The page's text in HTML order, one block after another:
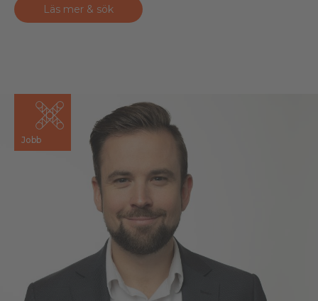
Läs mer & sök
Jobb